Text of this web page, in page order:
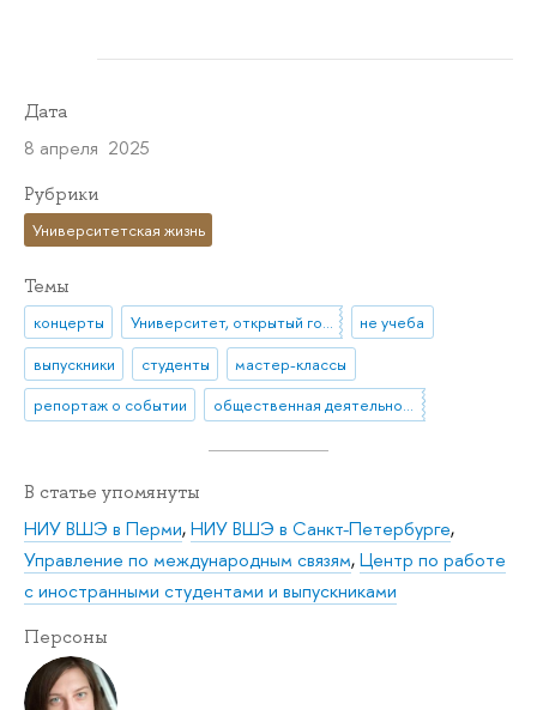
Дата
8 апреля 2025
Рубрики
Университетская жизнь
Темы
концерты Университет, открытый городу
не учеба
выпускники
студенты
мастер-классы
репортаж о событии
общественная деятельность
В статье упомянуты
НИУ ВШЭ в Перми,НИУ ВШЭ в Санкт-Петербурге,
Управление по международным связям,Центр по работе
с иностранными студентами и выпускниками
Персоны